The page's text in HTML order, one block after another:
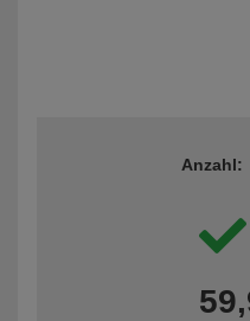
Anzahl: